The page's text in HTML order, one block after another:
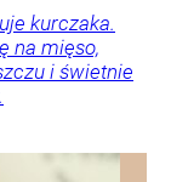
kurczaka.
na mięso,
i świetnie